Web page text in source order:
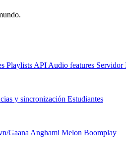
Playlists API Audio features Servidor
y sincronización Estudiantes
Gaana Anghami Melon Boomplay